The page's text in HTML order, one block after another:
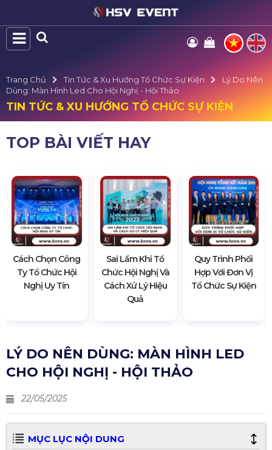
Trang Chủ Tin Tức & Xu Hướng Tổ Chức Sự Kiện
Lý Do Nên
Dùng: Màn Hình Led Cho Hội Nghị - Hội Thảo
TIN TỨC & XU HƯỚNG TỔ CHỨC SỰ KIỆN
TOP BÀI VIẾT HAY
Cách Chọn Công
Ty Tổ Chức Hội
Nghị Uy Tín
Sai Lầm Khi Tổ
Chức Hội Nghị Và
Cách Xử Lý Hiệu
Quả
Quy Trình Phối
Hợp Với Đơn Vị
Tổ Chức Sự Kiện
LÝ DO NÊN DÙNG: MÀN HÌNH LED
CHO HỘI NGHỊ - HỘI THẢO
22/05/2025
MỤC LỤC NỘI DUNG